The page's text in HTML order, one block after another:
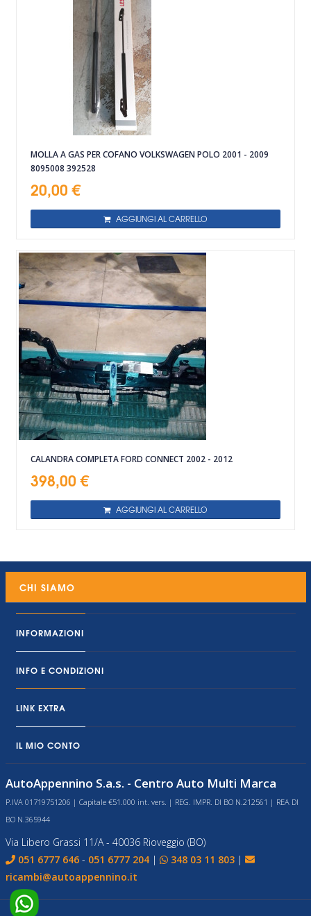
MOLLA A GAS PER COFANO VOLKSWAGEN POLO 2001 - 2009
8095008 392528
20,00 €
AGGIUNGI AL CARRELLO
CALANDRA COMPLETA FORD CONNECT 2002 - 2012
398,00 €
AGGIUNGI AL CARRELLO
CHI SIAMO
INFORMAZIONI
INFO E CONDIZIONI
LINK EXTRA
IL MIO CONTO
AutoAppennino S.a.s. - Centro Auto Multi Marca
P.IVA 01719751206 | Capitale €51.000 int. vers. | REG. IMPR. DI BO N.212561 | REA DI
BO N.365944
Via Libero Grassi 11/A - 40036 Rioveggio (BO)
051 6777 646 - 051 6777 204 | 348 03 11 803 |
ricambi@autoappennino.it